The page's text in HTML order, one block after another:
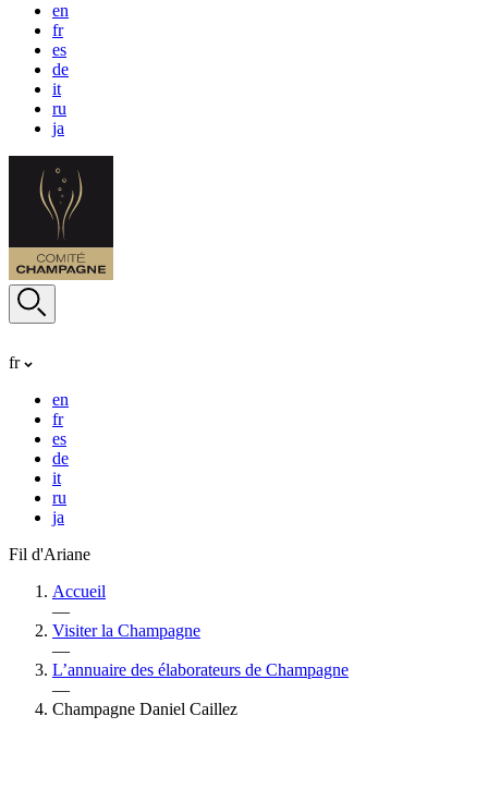
en
fr
es
de
it
ru
ja
fr
en
fr
es
de
it
ru
ja
Fil d'Ariane
Accueil
—
Visiter la Champagne
—
L’annuaire des élaborateurs de Champagne
—
Champagne Daniel Caillez